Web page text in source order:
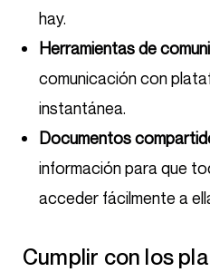
hay.
Herramientas de
comunicación con
instantánea.
Documentos
información para que
acceder fácilmente a
Cumplir con los plazos y los